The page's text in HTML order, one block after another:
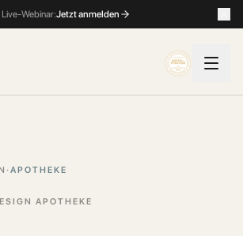
Live-Webinar:Jetzt anmelden
·APOTHEKE
APOTHEKE